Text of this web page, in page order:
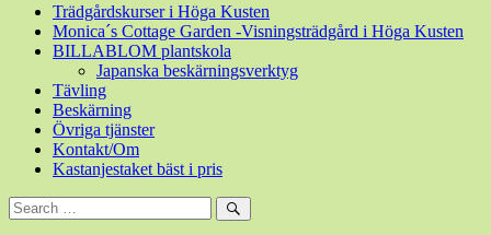
Trädgårdskurser i Höga Kusten
Monica´s Cottage Garden -Visningsträdgård i Höga Kusten
BILLABLOM plantskola
Japanska beskärningsverktyg
Tävling
Beskärning
Övriga tjänster
Kontakt/Om
Kastanjestaket bäst i pris
Sök
efter:
Sök